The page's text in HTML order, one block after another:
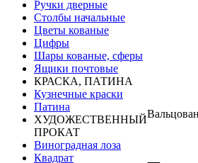
Ручки дверные
Столбы начальные
Цветы кованые
Цифры
Шары кованые, сферы
Ящики почтовые
КРАСКА, ПАТИНА
Кузнечные краски
Патина
ХУДОЖЕСТВЕННЫЙ
ПРОКАТ
Виноградная лоза
Квадрат